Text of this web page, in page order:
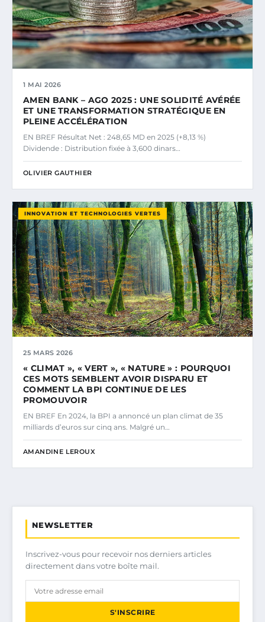
1 MAI 2026
AMEN BANK – AGO 2025 : UNE SOLIDITÉ AVÉRÉE
ET UNE TRANSFORMATION STRATÉGIQUE EN
PLEINE ACCÉLÉRATION
EN BREF Résultat Net : 248,65 MD en 2025 (+8,13 %)
Dividende : Distribution fixée à 3,600 dinars…
OLIVIER GAUTHIER
INNOVATION ET TECHNOLOGIES VERTES
25 MARS 2026
« CLIMAT », « VERT », « NATURE » : POURQUOI
CES MOTS SEMBLENT AVOIR DISPARU ET
COMMENT LA BPI CONTINUE DE LES
PROMOUVOIR
EN BREF En 2024, la BPI a annoncé un plan climat de 35
milliards d’euros sur cinq ans. Malgré un…
AMANDINE LEROUX
NEWSLETTER
Inscrivez-vous pour recevoir nos derniers articles
directement dans votre boîte mail.
S'INSCRIRE